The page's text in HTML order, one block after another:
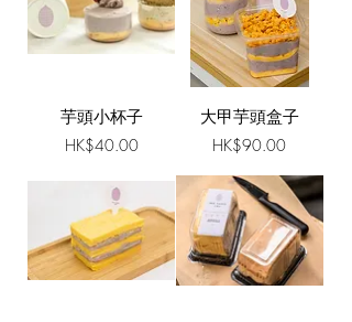
芋頭小杯子
價格
HK$40.00
大甲芋頭盒子
價格
HK$90.00